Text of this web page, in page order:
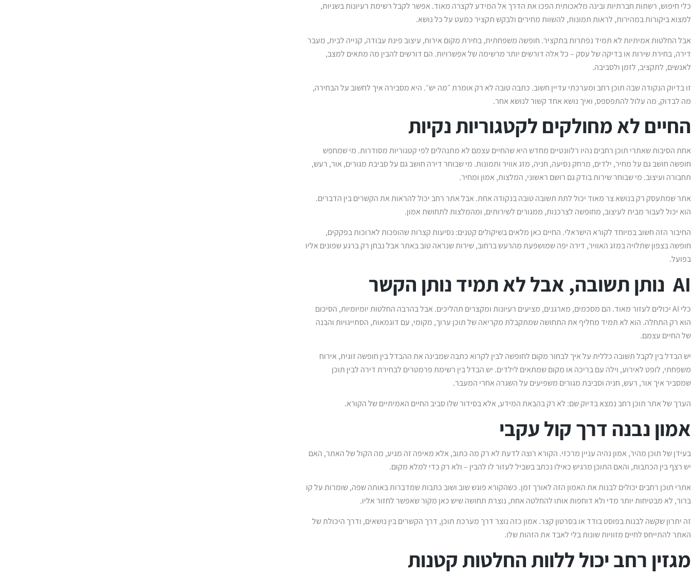
כלי חיפוש, רשתות חברתיות ובינה מלאכותית הפכו את הדרך אל המידע לקצרה מאוד. אפשר לקבל רשימת רעיונות בשניות,
למצוא ביקורות במהירות, לראות תמונות, להשוות מחירים ולבקש תקציר כמעט על כל נושא.
אבל החלטות אמיתיות לא תמיד נפתרות בתקציר. חופשה משפחתית, בחירת מקום אירוח, עיצוב פינת עבודה, קנייה לבית, מעבר
דירה, בחירת שירות או בדיקה של עסק – כל אלה דורשים יותר מרשימה של אפשרויות. הם דורשים להבין מה מתאים למצב,
לאנשים, לתקציב, לזמן ולסביבה.
זו בדיוק הנקודה שבה תוכן רחב ומערכתי עדיין חשוב. כתבה טובה לא רק אומרת ״מה יש״. היא מסבירה איך לחשוב על הבחירה,
מה לבדוק, מה עלול להתפספס, ואיך נושא אחד קשור לנושא אחר.
החיים לא מחולקים לקטגוריות נקיות
אחת הסיבות שאתרי תוכן רחבים נהיו רלוונטיים מחדש היא שהחיים עצמם לא מתנהלים לפי קטגוריות מסודרות. מי שמחפש
חופשה חושב גם על מחיר, ילדים, מרחק נסיעה, חניה, מזג אוויר ותמונות. מי שבוחר דירה חושב גם על סביבת מגורים, אור, רעש,
תחבורה ועיצוב. מי שבוחר שירות בודק גם רושם ראשוני, המלצות, אמון ומחיר.
אתר שמתעסק רק בנושא צר מאוד יכול לתת תשובה טובה בנקודה אחת. אבל אתר רחב יכול להראות את הקשרים בין הדברים.
הוא יכול לעבור מבית לעיצוב, מחופשה לצרכנות, ממגורים לשירותים, ומהמלצות לתחושת אמון.
החיבור הזה חשוב במיוחד לקורא הישראלי. החיים כאן מלאים בשיקולים קטנים: נסיעות קצרות שהופכות לארוכות בפקקים,
חופשה בצפון שתלויה במזג האוויר, דירה יפה שמושפעת מהרעש ברחוב, שירות שנראה טוב באתר אבל נבחן רק ברגע שפונים אליו
בפועל.
AI נותן תשובה, אבל לא תמיד נותן הקשר
כלי AI יכולים לעזור מאוד. הם מסכמים, מארגנים, מציעים רעיונות ומקצרים תהליכים. אבל בהרבה החלטות יומיומיות, הסיכום
הוא רק התחלה. הוא לא תמיד מחליף את התחושה שמתקבלת מקריאה של תוכן ערוך, מקומי, עם דוגמאות, הסתייגויות והבנה
של החיים עצמם.
יש הבדל בין לקבל תשובה כללית על איך לבחור מקום לחופשה לבין לקרוא כתבה שמבינה את ההבדל בין חופשה זוגית, אירוח
משפחתי, לופט לאירוע, וילה עם בריכה או מקום שמתאים לילדים. יש הבדל בין רשימת פרמטרים לבחירת דירה לבין תוכן
שמסביר איך אור, רעש, חניה וסביבת מגורים משפיעים על השגרה אחרי המעבר.
הערך של אתר תוכן רחב נמצא בדיוק שם: לא רק בהבאת המידע, אלא בסידור שלו סביב החיים האמיתיים של הקורא.
אמון נבנה דרך קול עקבי
בעידן של תוכן מהיר, אמון נהיה עניין מרכזי. הקורא רוצה לדעת לא רק מה כתוב, אלא מאיפה זה מגיע, מה הקול של האתר, האם
יש רצף בין הכתבות, והאם התוכן מרגיש כאילו נכתב בשביל לעזור לו להבין – ולא רק כדי למלא מקום.
אתרי תוכן רחבים יכולים לבנות את האמון הזה לאורך זמן. כשהקורא פוגש שוב ושוב כתבות שמדברות באותה שפה, שומרות על קו
ברור, לא מבטיחות יותר מדי ולא דוחפות אותו להחלטה אחת, נוצרת תחושה שיש כאן מקור שאפשר לחזור אליו.
זה יתרון שקשה לבנות בפוסט בודד או בסרטון קצר. אמון כזה נוצר דרך מערכת תוכן, דרך הקשרים בין נושאים, ודרך היכולת של
האתר להתייחס לחיים מזוויות שונות בלי לאבד את הזהות שלו.
מגזין רחב יכול ללוות החלטות קטנות